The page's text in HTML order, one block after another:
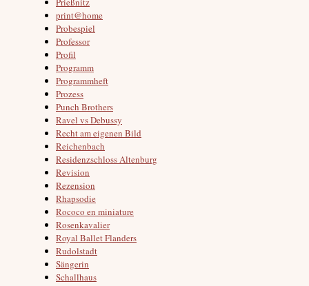
print@home
Probespiel
Professor
Profil
Programm
Programmheft
Prozess
Punch Brothers
Ravel vs Debussy
Recht am eigenen Bild
Reichenbach
Residenzschloss Altenburg
Revision
Rezension
Rhapsodie
Rococo en miniature
Rosenkavalier
Royal Ballet Flanders
Rudolstadt
Sängerin
Schallhaus